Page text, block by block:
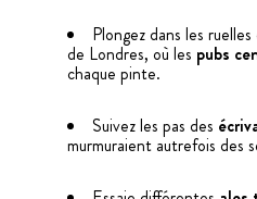
Plongez dans les
de Londres, où les pubs
chaque pinte.
Suivez les pas des
murmuraient autrefois des